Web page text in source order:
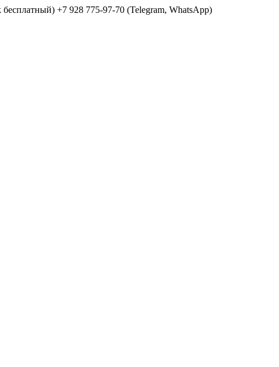
+7 928 775-97-70 (Telegram, WhatsApp)